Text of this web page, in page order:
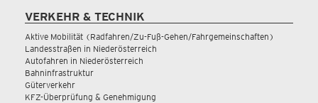
VERKEHR & TECHNIK
Aktive Mobilität (Radfahren/Zu-Fuß-Gehen/Fahrgemeinschaften)
Landesstraßen in Niederösterreich
Autofahren in Niederösterreich
Bahninfrastruktur
Güterverkehr
KFZ-Überprüfung & Genehmigung